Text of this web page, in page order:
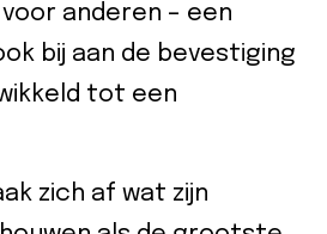
anderen – een
bij aan de bevestiging
tot een
zich af wat zijn